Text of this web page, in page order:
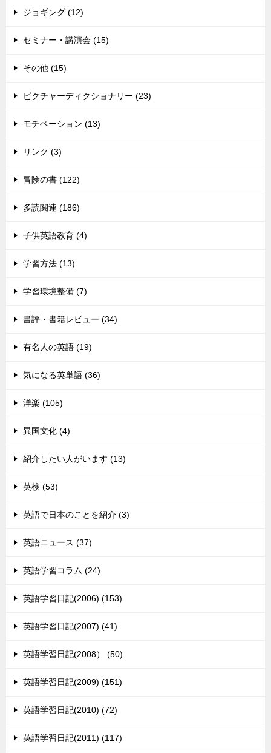
ジョギング (12)
セミナー・講演会 (15)
その他 (15)
ピクチャーディクショナリー (23)
モチベーション (13)
リンク (3)
冒険の書 (122)
多読関連 (186)
子供英語教育 (4)
学習方法 (13)
学習環境整備 (7)
書評・書籍レビュー (34)
有名人の英語 (19)
気になる英単語 (36)
洋楽 (105)
異国文化 (4)
紹介したい人がいます (13)
英検 (53)
英語で日本のことを紹介 (3)
英語ニュース (37)
英語学習コラム (24)
英語学習日記(2006) (153)
英語学習日記(2007) (41)
英語学習日記(2008） (50)
英語学習日記(2009) (151)
英語学習日記(2010) (72)
英語学習日記(2011) (117)